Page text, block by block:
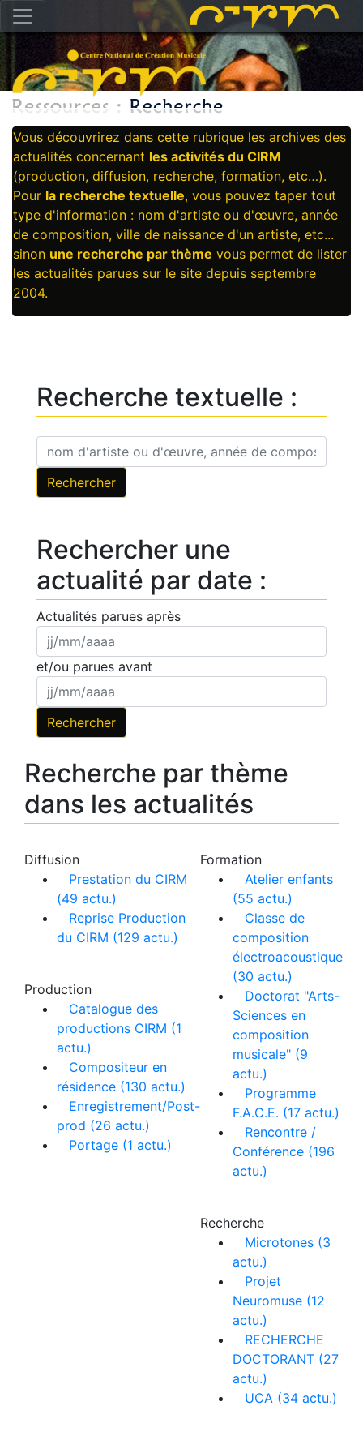
Vous découvrirez dans cette rubrique les archives des
actualités concernant les activités du CIRM
(production, diffusion, recherche, formation, etc…).
Pour la recherche textuelle, vous pouvez taper tout
type d'information : nom d'artiste ou d'œuvre, année
de composition, ville de naissance d'un artiste, etc...
sinon une recherche par thème vous permet de lister
les actualités parues sur le site depuis septembre
2004.
Recherche textuelle :
Rechercher une
actualité par date :
Actualités parues après
et/ou parues avant
Recherche par thème
dans les actualités
Diffusion
Prestation du CIRM
(49 actu.)
Reprise Production
du CIRM (129 actu.)
Production
Catalogue des
productions CIRM (1
actu.)
Compositeur en
résidence (130 actu.)
Enregistrement/Post-
prod (26 actu.)
Portage (1 actu.)
Formation
Atelier enfants
(55 actu.)
Classe de
composition
électroacoustique
(30 actu.)
Doctorat "Arts-
Sciences en
composition
musicale" (9
actu.)
Programme
F.A.C.E. (17 actu.)
Rencontre /
Conférence (196
actu.)
Recherche
Microtones (3
actu.)
Projet
Neuromuse (12
actu.)
RECHERCHE
DOCTORANT (27
actu.)
UCA (34 actu.)